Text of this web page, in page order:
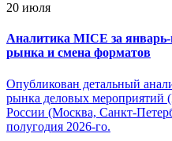
20 июля
Аналитика MICE за
рынка и смена форматов
Опубликован детальный
рынка деловых мероприятий
России (Москва, Санкт-
полугодия 2026-го.